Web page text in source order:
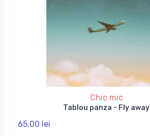
Chic mic
Tablou panza - Fly away
65,00 lei